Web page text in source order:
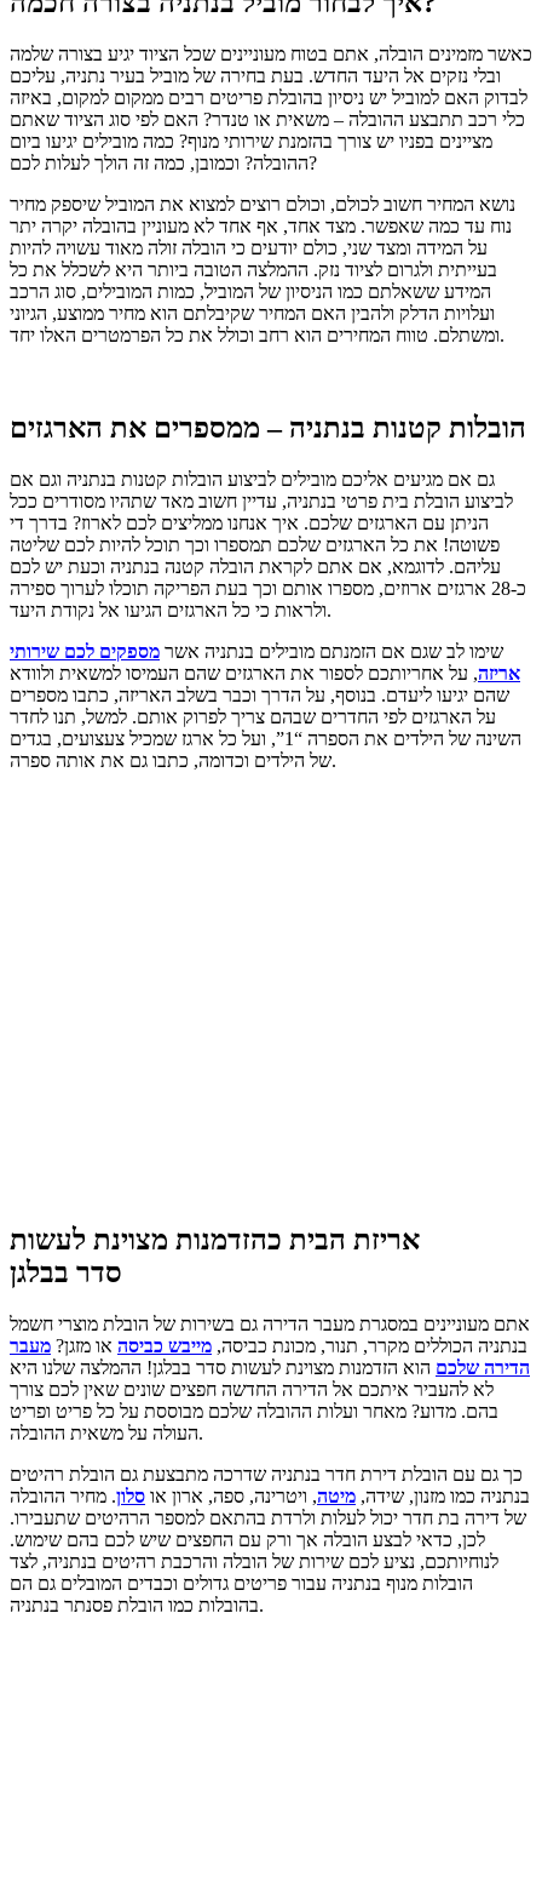
כאשר מזמינים הובלה, אתם בטוח מעוניינים שכל הציוד יגיע בצורה שלמה
ובלי נזקים אל היעד החדש. בעת בחירה של מוביל בעיר נתניה, עליכם
לבדוק האם למוביל יש ניסיון בהובלת פריטים רבים ממקום למקום, באיזה
כלי רכב תתבצע ההובלה – משאית או טנדר? האם לפי סוג הציוד שאתם
מציינים בפניו יש צורך בהזמנת שירותי מנוף? כמה מובילים יגיעו ביום
ההובלה? וכמובן, כמה זה הולך לעלות לכם?
נושא המחיר חשוב לכולם, וכולם רוצים למצוא את המוביל שיספק מחיר
נוח עד כמה שאפשר. מצד אחד, אף אחד לא מעוניין בהובלה יקרה יתר
על המידה ומצד שני, כולם יודעים כי הובלה זולה מאוד עשויה להיות
בעייתית ולגרום לציוד נזק. ההמלצה הטובה ביותר היא לשכלל את כל
המידע ששאלתם כמו הניסיון של המוביל, כמות המובילים, סוג הרכב
ועלויות הדלק ולהבין האם המחיר שקיבלתם הוא מחיר ממוצע, הגיוני
ומשתלם. טווח המחירים הוא רחב וכולל את כל הפרמטרים האלו יחד.
הובלות קטנות בנתניה – ממספרים את הארגזים
גם אם מגיעים אליכם מובילים לביצוע הובלות קטנות בנתניה וגם אם
לביצוע הובלת בית פרטי בנתניה, עדיין חשוב מאד שתהיו מסודרים ככל
הניתן עם הארגזים שלכם. איך אנחנו ממליצים לכם לארוז? בדרך די
פשוטה! את כל הארגזים שלכם תמספרו וכך תוכל להיות לכם שליטה
עליהם. לדוגמא, אם אתם לקראת הובלה קטנה בנתניה וכעת יש לכם
כ-28 ארגזים ארוזים, מספרו אותם וכך בעת הפריקה תוכלו לערוך ספירה
ולראות כי כל הארגזים הגיעו אל נקודת היעד.
שימו לב שגם אם הזמנתם מובילים בנתניה אשר מספקים לכם שירותי
אריזה, על אחריותכם לספור את הארגזים שהם העמיסו למשאית ולוודא
שהם יגיעו ליעדם. בנוסף, על הדרך וכבר בשלב האריזה, כתבו מספרים
על הארגזים לפי החדרים שבהם צריך לפרוק אותם. למשל, תנו לחדר
השינה של הילדים את הספרה “1”, ועל כל ארגז שמכיל צעצועים, בגדים
של הילדים וכדומה, כתבו גם את אותה ספרה.
אריזת הבית כהזדמנות מצוינת לעשות
סדר בבלגן
אתם מעוניינים במסגרת מעבר הדירה גם בשירות של הובלת מוצרי חשמל
בנתניה הכוללים מקרר, תנור, מכונת כביסה, מייבש כביסה או מזגן? מעבר
הדירה שלכם הוא הזדמנות מצוינת לעשות סדר בבלגן! ההמלצה שלנו היא
לא להעביר איתכם אל הדירה החדשה חפצים שונים שאין לכם צורך
בהם. מדוע? מאחר ועלות ההובלה שלכם מבוססת על כל פריט ופריט
העולה על משאית ההובלה.
כך גם עם הובלת דירת חדר בנתניה שדרכה מתבצעת גם הובלת רהיטים
בנתניה כמו מזנון, שידה, מיטה, ויטרינה, ספה, ארון או סלון. מחיר ההובלה
של דירה בת חדר יכול לעלות ולרדת בהתאם למספר הרהיטים שתעבירו.
לכן, כדאי לבצע הובלה אך ורק עם החפצים שיש לכם בהם שימוש.
לנוחיותכם, נציע לכם שירות של הובלה והרכבת רהיטים בנתניה, לצד
הובלות מנוף בנתניה עבור פריטים גדולים וכבדים המובלים גם הם
בהובלות כמו הובלת פסנתר בנתניה.